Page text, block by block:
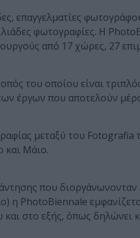
επαγγελματίες
φωτογραφίες. Η
από 17 χώρες, 27
του οποίου είναι
έργων που αποτελούν
μεταξύ του Fotografia
και Μάιο.
που
η PhotoBiennale
στο εξής, όπως δηλώνει